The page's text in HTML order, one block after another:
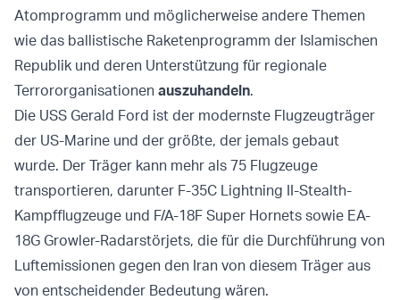
Atomprogramm und möglicherweise andere Themen
wie das ballistische Raketenprogramm der Islamischen
Republik und deren Unterstützung für regionale
Terrororganisationen auszuhandeln.
Die USS Gerald Ford ist der modernste Flugzeugträger
der US-Marine und der größte, der jemals gebaut
wurde. Der Träger kann mehr als 75 Flugzeuge
transportieren, darunter F-35C Lightning II-Stealth-
Kampfflugzeuge und F/A-18F Super Hornets sowie EA-
18G Growler-Radarstörjets, die für die Durchführung von
Luftemissionen gegen den Iran von diesem Träger aus
von entscheidender Bedeutung wären.